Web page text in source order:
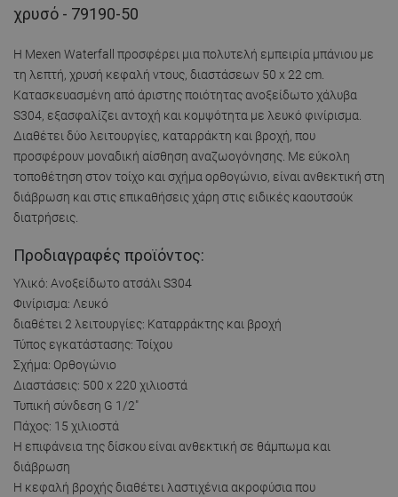
χρυσό - 79190-50
Η Mexen Waterfall προσφέρει μια πολυτελή εμπειρία μπάνιου με
τη λεπτή, χρυσή κεφαλή ντους, διαστάσεων 50 x 22 cm.
Κατασκευασμένη από άριστης ποιότητας ανοξείδωτο χάλυβα
S304, εξασφαλίζει αντοχή και κομψότητα με λευκό φινίρισμα.
Διαθέτει δύο λειτουργίες, καταρράκτη και βροχή, που
προσφέρουν μοναδική αίσθηση αναζωογόνησης. Με εύκολη
τοποθέτηση στον τοίχο και σχήμα ορθογώνιο, είναι ανθεκτική στη
διάβρωση και στις επικαθήσεις χάρη στις ειδικές καουτσούκ
διατρήσεις.
Προδιαγραφές προϊόντος:
Υλικό: Ανοξείδωτο ατσάλι S304
Φινίρισμα: Λευκό
διαθέτει 2 λειτουργίες: Καταρράκτης και βροχή
Τύπος εγκατάστασης: Τοίχου
Σχήμα: Ορθογώνιο
Διαστάσεις: 500 x 220 χιλιοστά
Τυπική σύνδεση G 1/2"
Πάχος: 15 χιλιοστά
Η επιφάνεια της δίσκου είναι ανθεκτική σε θάμπωμα και
διάβρωση
Η κεφαλή βροχής διαθέτει λαστιχένια ακροφύσια που